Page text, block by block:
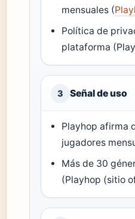
mensuales (
Política de
plataforma
3 Señal de uso
Playhop afirma
jugadores
Más de 30
(Playhop (sitio